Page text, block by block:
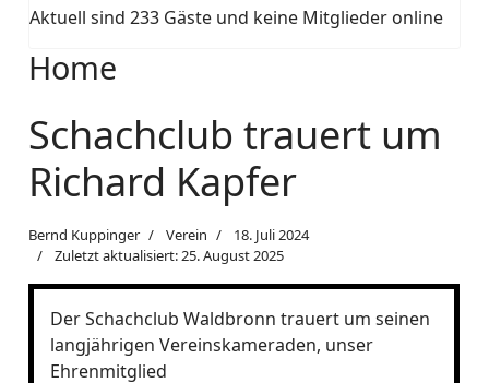
Aktuell sind 233 Gäste und keine Mitglieder online
Home
Schachclub trauert um
Richard Kapfer
Bernd Kuppinger Verein
18. Juli 2024
Zuletzt aktualisiert: 25. August 2025
Der Schachclub Waldbronn trauert um seinen
langjährigen Vereinskameraden, unser
Ehrenmitglied